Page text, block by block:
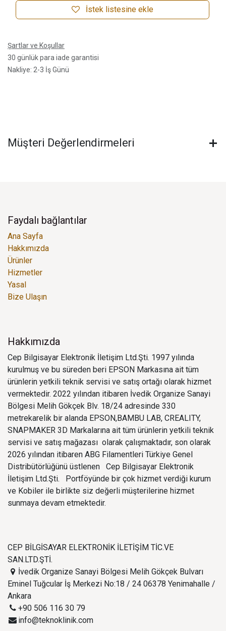
İstek listesine ekle
Şartlar ve Koşullar
30 günlük para iade garantisi
Nakliye: 2-3 İş Günü
Müşteri Değerlendirmeleri
Faydalı bağlantılar
Ana Sayfa
Hakkımızda
Ürünler
Hizmetler
Yasal
Bize Ulaşın
Hakkımızda
Cep Bilgisayar Elektronik İletişim Ltd.Şti. 1997 yılında
kurulmuş ve bu süreden beri EPSON Markasına ait tüm
ürünlerin yetkili teknik servisi ve satış ortağı olarak hizmet
vermektedir. 2022 yılından itibaren İvedik Organize Sanayi
Bölgesi Melih Gökçek Blv. 18/24 adresinde 330
metrekarelik bir alanda EPSON,BAMBU LAB, CREALITY,
SNAPMAKER 3D Markalarına ait tüm ürünlerin yetkili teknik
servisi ve satış mağazası olarak çalışmaktadır, son olarak
2026 yılından itibaren ABG Filamentleri Türkiye Genel
Distribütörlüğünü üstlenen Cep Bilgisayar Elektronik
İletişim Ltd.Şti. Portföyünde bir çok hizmet verdiği kurum
ve Kobiler ile birlikte siz değerli müşterilerine hizmet
sunmaya devam etmektedir.
CEP BİLGİSAYAR ELEKTRONİK İLETİŞİM TİC.VE
SAN.LTD.ŞTİ.
İvedik Organize Sanayi Bölgesi Melih Gökçek Bulvarı
Eminel Tuğcular İş Merkezi No:18 / 24 06378 Yenimahalle /
Ankara
+90 506 116 30 79
info@teknoklinik.com